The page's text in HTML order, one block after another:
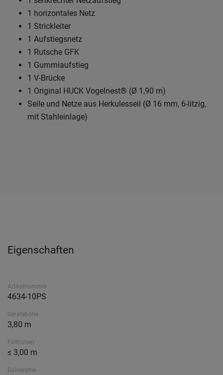
1 horizontales Netz
1 Strickleiter
1 Aufstiegsnetz
1 Rutsche GFK
1 Gummiaufstieg
1 V-Brücke
1 Original HUCK Vogelnest® (Ø 1,90 m)
Seile und Netze aus Herkulesseil (Ø 16 mm, 6-litzig,
mit Stahleinlage)
Eigenschaften
Artikelnummer
4634-10PS
Gerätehöhe
3,80 m
Fallhöhen
≤ 3,00 m
Barrierefrei